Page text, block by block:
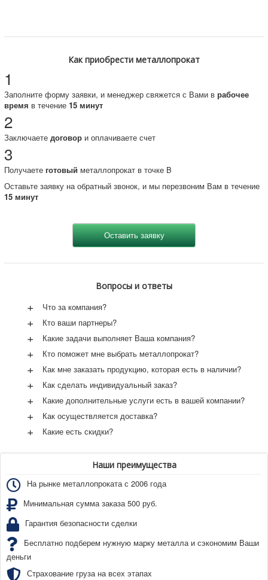
Как приобрести металлопрокат
1
Заполните форму заявки, и менеджер свяжется с Вами в рабочее
время в течение 15 минут
2
Заключаете договори оплачиваете счет
3
Получаете готовый металлопрокат в точке B
Оставьте заявку на обратный звонок, и мы перезвоним Вам в течение
15 минут
Вопросы и ответы
+ Что за компания?
+ Кто ваши партнеры?
+ Какие задачи выполняет Ваша компания?
+ Кто поможет мне выбрать металлопрокат?
+ Как мне заказать продукцию, которая есть в наличии?
+ Как сделать индивидуальный заказ?
+ Какие дополнительные услуги есть в вашей компании?
+ Как осуществляется доставка?
+ Какие есть скидки?
Наши преимущества
На рынке металлопроката с 2006 года
Минимальная сумма заказа 500 руб.
Гарантия безопасности сделки
Бесплатно подберем нужную марку металла и сэкономим Ваши
деньги
Страхование груза на всех этапах